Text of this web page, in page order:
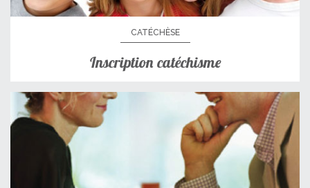
CATÉCHÈSE
Inscription catéchisme